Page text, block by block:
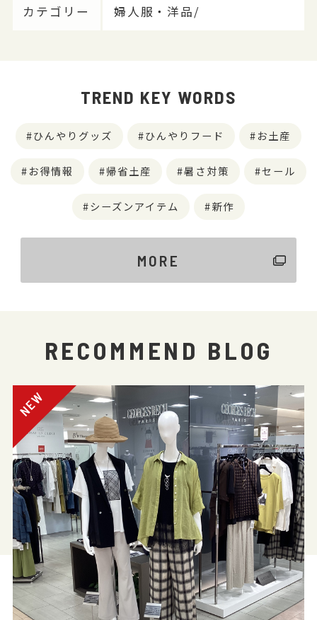
カテゴリー 婦人服・洋品/
TREND KEY WORDS
ひんやりグッズ ひんやりフード お土産
お得情報 帰省土産 暑さ対策 セール
シーズンアイテム 新作
MORE
RECOMMEND BLOG